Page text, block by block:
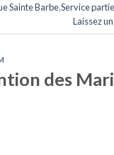
Sainte Barbe,Service
Laissez
des